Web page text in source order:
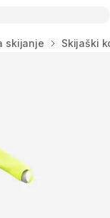
skijanje Skijaški